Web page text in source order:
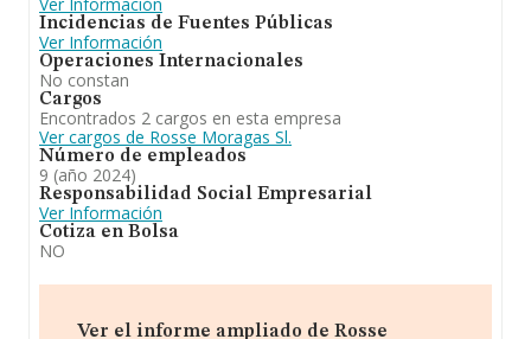
Incidencias de Fuentes Públicas
Ver Información
Operaciones Internacionales
No constan
Cargos
Encontrados 2 cargos en esta empresa
Ver cargos de Rosse Moragas Sl.
Número de empleados
9 (año 2024)
Responsabilidad Social Empresarial
Ver Información
Cotiza en Bolsa
NO
Ver el informe ampliado de Rosse